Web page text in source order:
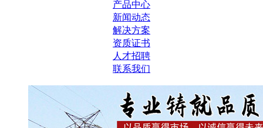
产品中心
新闻动态
解决方案
资质证书
人才招聘
联系我们